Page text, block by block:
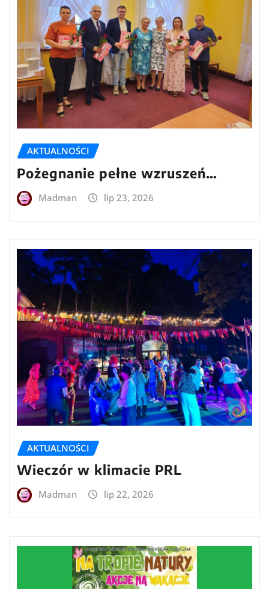
AKTUALNOŚCI
Pożegnanie pełne wzruszeń…
Madman lip 23, 2026
AKTUALNOŚCI
Wieczór w klimacie PRL
Madman lip 22, 2026